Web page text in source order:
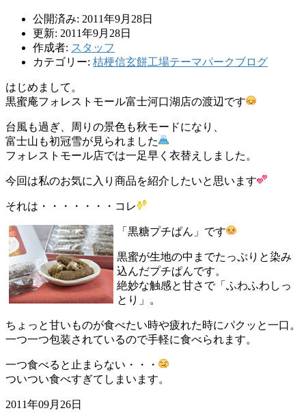
公開済み: 2011年9月28日
更新: 2011年9月28日
作成者: スタッフ
カテゴリー: 桔梗信玄餅工場テーマパークブログ
はじめまして。
黒蜜庵フォレストモール富士河口湖店の渡辺です
台風も過ぎ、周りの景色も秋モードになり、
富士山も初冠雪が見られました
フォレストモール店では一足早く衣替えしました。
今回は私のお気に入り商品を紹介したいと思います
それは・・・・・・・コレ
「黒糖プチぱん」です
黒蜜が生地の中までたっぷりと染み
込んだプチぱんです。
絶妙な触感と甘さで「ふわふわしっ
とり」。
ちょっと甘いものが食べたい時や疲れた時にパクッと一口。
一つ一つ包装されているので手軽に食べられます。
一つ食べると止まらない・・・
ついつい食べすぎてしまいます。
2011年09月26日